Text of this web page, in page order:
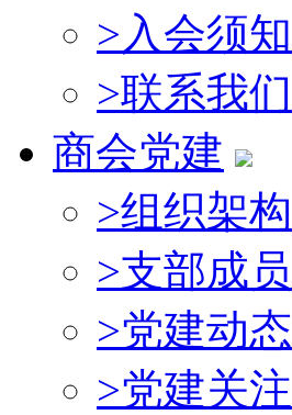
>入会须知
>联系我们
商会党建
>组织架构
>支部成员
>党建动态
>党建关注